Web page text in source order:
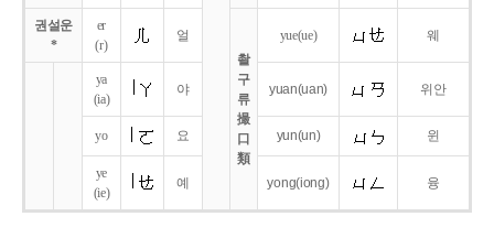
권설운
*
er
(r)
얼
촬
구
류
撮
口
類
yue(ue) 웨
ya
(ia)
야 yuan(uan) 위안
yo 요 yun(un) 윈
ye
(ie)
예 yong(iong) 융